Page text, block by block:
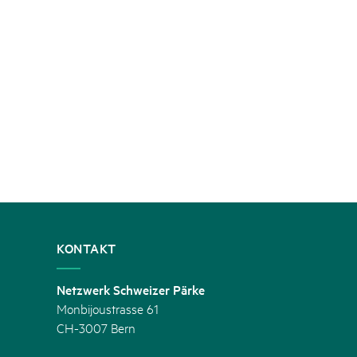
KONTAKT
Netzwerk Schweizer Pärke
Monbijoustrasse 61
CH-3007 Bern